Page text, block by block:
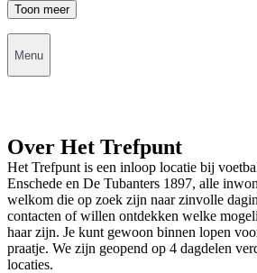
Toon meer
Menu
Over Het Trefpunt
Het Trefpunt is een inloop locatie bij
Enschede en De Tubanters 1897, alle
welkom die op zoek zijn naar zinvolle
contacten of willen ontdekken welke
haar zijn. Je kunt gewoon binnen lopen
praatje. We zijn geopend op 4 dagdelen
locaties.